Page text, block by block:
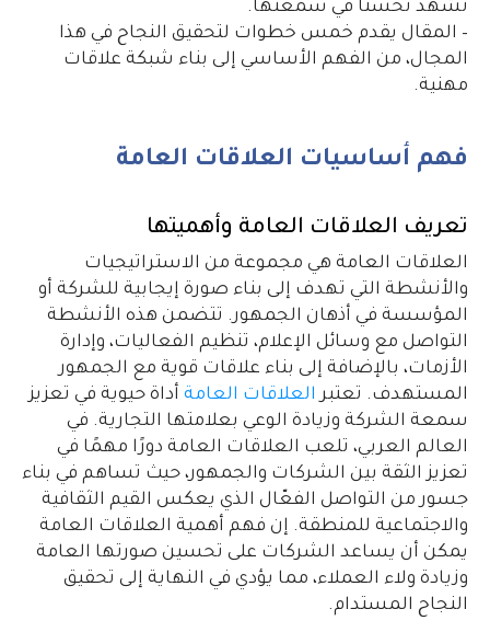
تشهد تحسنًا في سمعتها.
– المقال يقدم خمس خطوات لتحقيق النجاح في هذا
المجال، من الفهم الأساسي إلى بناء شبكة علاقات
مهنية.
فهم أساسيات العلاقات العامة
تعريف العلاقات العامة وأهميتها
العلاقات العامة هي مجموعة من الاستراتيجيات
والأنشطة التي تهدف إلى بناء صورة إيجابية للشركة أو
المؤسسة في أذهان الجمهور. تتضمن هذه الأنشطة
التواصل مع وسائل الإعلام، تنظيم الفعاليات، وإدارة
الأزمات، بالإضافة إلى بناء علاقات قوية مع الجمهور
المستهدف. تعتبر العلاقات العامة أداة حيوية في تعزيز
سمعة الشركة وزيادة الوعي بعلامتها التجارية. في
العالم العربي، تلعب العلاقات العامة دورًا مهمًا في
تعزيز الثقة بين الشركات والجمهور، حيث تساهم في بناء
جسور من التواصل الفعّال الذي يعكس القيم الثقافية
والاجتماعية للمنطقة. إن فهم أهمية العلاقات العامة
يمكن أن يساعد الشركات على تحسين صورتها العامة
وزيادة ولاء العملاء، مما يؤدي في النهاية إلى تحقيق
النجاح المستدام.